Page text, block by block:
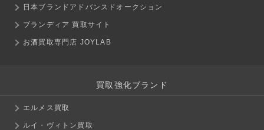
日本ブランドアドバンスドオークション
ブランディア 買取サイト
お酒買取専門店 JOYLAB
買取強化ブランド
エルメス買取
ルイ・ヴィトン買取